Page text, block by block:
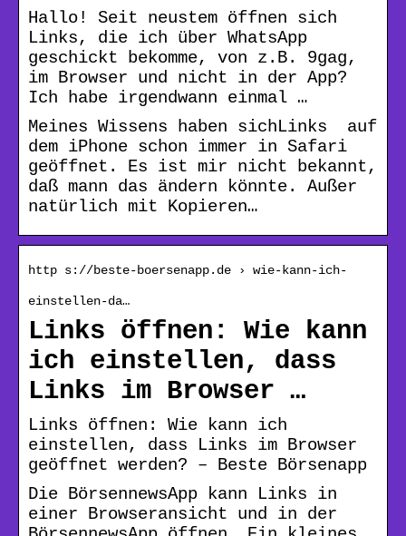
Hallo! Seit neustem öffnen sich
Links, die ich über WhatsApp
geschickt bekomme, von z.B. 9gag,
im Browser und nicht in der App?
Ich habe irgendwann einmal …
Meines Wissens haben sichLinks auf
dem iPhone schon immer in Safari
geöffnet. Es ist mir nicht bekannt,
daß mann das ändern könnte. Außer
natürlich mit Kopieren…
http s://beste-boersenapp.de › wie-kann-ich-
einstellen-da…
Links öffnen: Wie kann
ich einstellen, dass
Links im Browser …
Links öffnen: Wie kann ich
einstellen, dass Links im Browser
geöffnet werden? – Beste Börsenapp
Die BörsennewsApp kann Links in
einer Browseransicht und in der